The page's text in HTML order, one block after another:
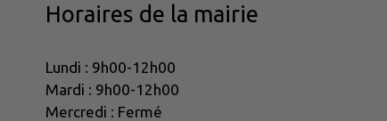
Horaires de la mairie
Lundi : 9h00-12h00
Mardi : 9h00-12h00
Mercredi : Fermé